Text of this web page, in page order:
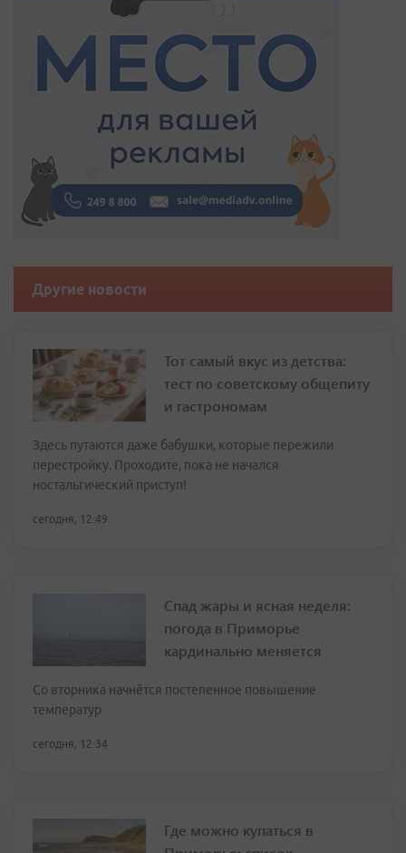
Другие новости
Тот самый вкус из детства:
тест по советскому общепиту
и гастрономам
Здесь путаются даже бабушки, которые пережили
перестройку. Проходите, пока не начался
ностальгический приступ!
сегодня, 12:49
Спад жары и ясная неделя:
погода в Приморье
кардинально меняется
Со вторника начнётся постепенное повышение
температур
сегодня, 12:34
Где можно купаться в